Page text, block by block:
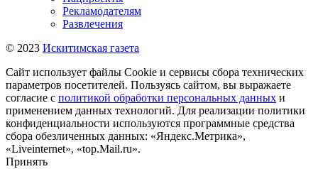
Рекламодателям
Развлечения
© 2023 Искитимская газета
Сайт использует файлы Cookie и сервисы сбора технических
параметров посетителей. Пользуясь сайтом, вы выражаете
согласие с политикой обработки персональных данных и
применением данных технологий. Для реализации политики
конфиденциальности используются программные средства
сбора обезличенных данных: «Яндекс.Метрика»,
«Liveinternet», «top.Mail.ru».
Принять